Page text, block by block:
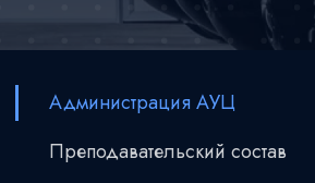
Администрация АУЦ
Преподавательский состав